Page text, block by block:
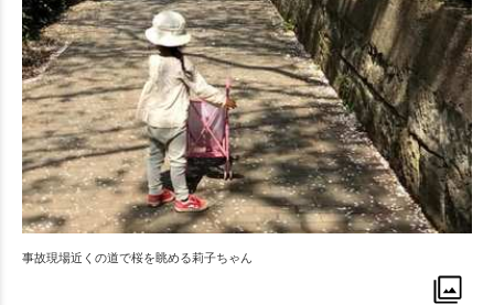
事故現場近くの道で桜を眺める莉子ちゃん